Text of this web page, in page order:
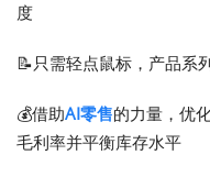
度
📝只需轻点鼠标，产品系
💰借助AI零售的力量，优
毛利率并平衡库存水平